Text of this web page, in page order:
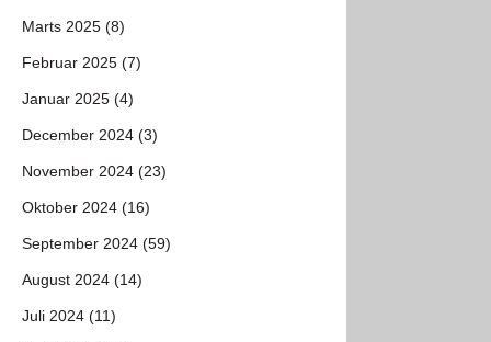
Marts 2025 (8)
Februar 2025 (7)
Januar 2025 (4)
December 2024 (3)
November 2024 (23)
Oktober 2024 (16)
September 2024 (59)
August 2024 (14)
Juli 2024 (11)